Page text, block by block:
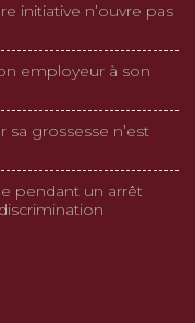
initiative n’ouvre pas
employeur à son
grossesse n’est
pendant un arrêt